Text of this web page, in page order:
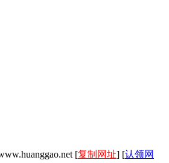
[复制网址] [认领网